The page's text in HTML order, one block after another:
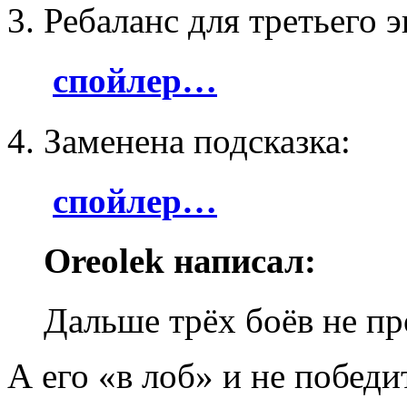
3. Ребаланс для третьего
спойлер…
4. Заменена подсказка:
спойлер…
Oreolek написал:
Дальше трёх боёв не
А его «в лоб» и не